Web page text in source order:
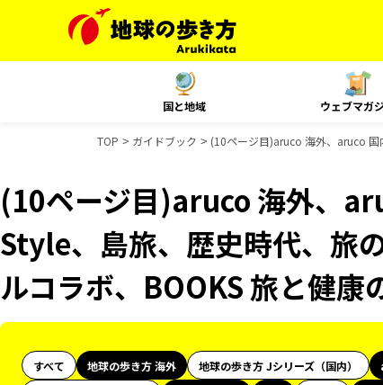
国と地域 ウェブマガ
TOP ガイドブック (10ページ目)aruco 海外、aruco 国
(10ページ目)aruco 海外、
Style、島旅、歴史時代、旅
ルコラボ、BOOKS 旅と健康
すべて 地球の歩き方 海外 地球の歩き方 Jシリーズ（国内）